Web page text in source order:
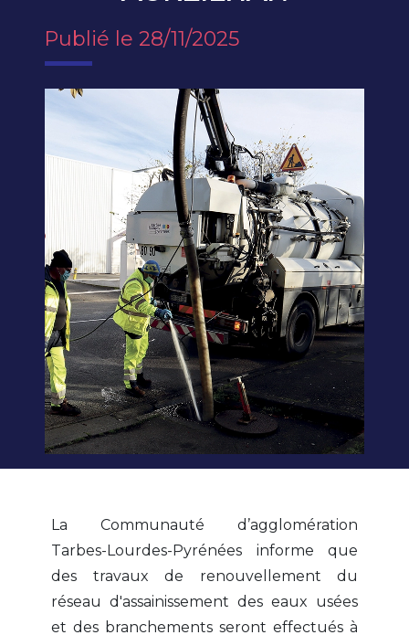
Publié le 28/11/2025
La Communauté d’agglomération
Tarbes-Lourdes-Pyrénées informe que
des travaux de renouvellement du
réseau d'assainissement des eaux usées
et des branchements seront effectués à